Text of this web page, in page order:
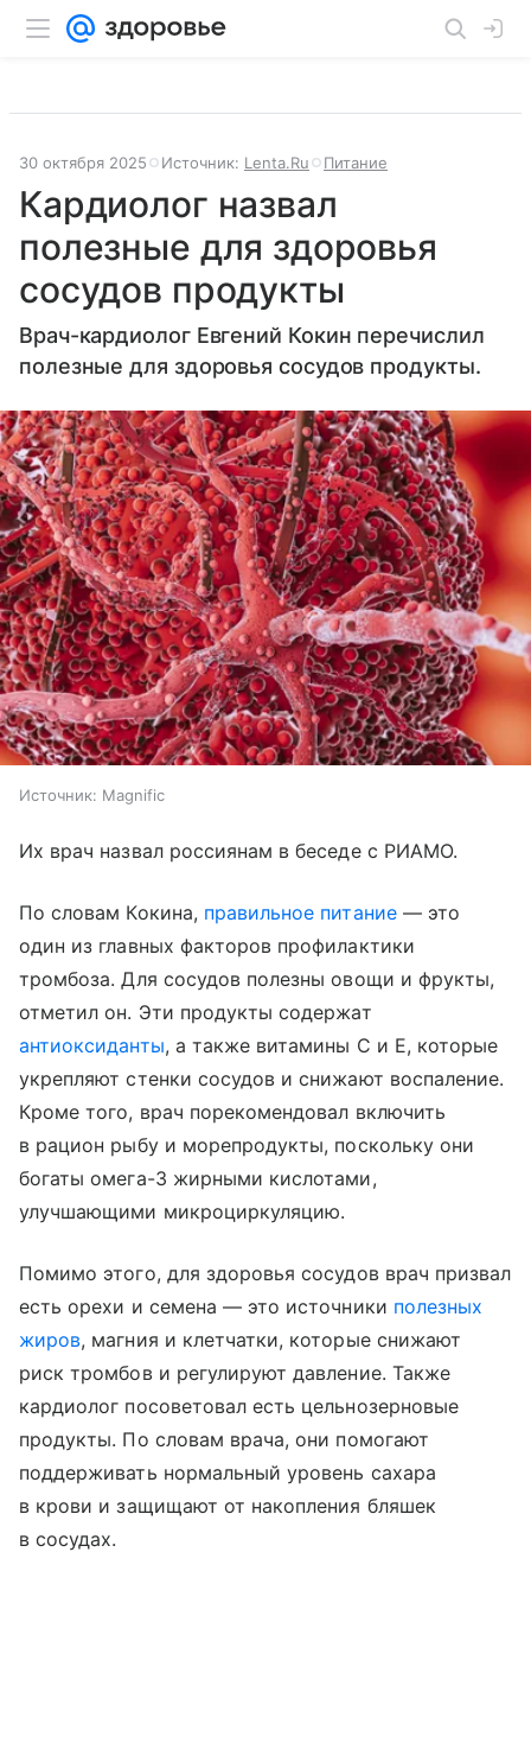
30 октября 2025 Источник: Lenta.Ru Питание
Кардиолог назвал
полезные для здоровья
сосудов продукты
Врач-кардиолог Евгений Кокин перечислил
полезные для здоровья сосудов продукты.
Источник: Magnific
Их врач назвал россиянам в беседе с РИАМО.
По словам Кокина, правильное питание— это
один из главных факторов профилактики
тромбоза. Для сосудов полезны овощи и фрукты,
отметил он. Эти продукты содержат
антиоксиданты, а также витамины С и Е, которые
укрепляют стенки сосудов и снижают воспаление.
Кроме того, врач порекомендовал включить
в рацион рыбу и морепродукты, поскольку они
богаты омега-3 жирными кислотами,
улучшающими микроциркуляцию.
Помимо этого, для здоровья сосудов врач призвал
есть орехи и семена — это источники полезных
жиров, магния и клетчатки, которые снижают
риск тромбов и регулируют давление. Также
кардиолог посоветовал есть цельнозерновые
продукты. По словам врача, они помогают
поддерживать нормальный уровень сахара
в крови и защищают от накопления бляшек
в сосудах.